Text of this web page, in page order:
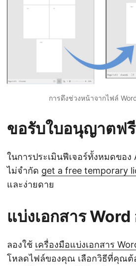
การดึงช่วงหน้าจากไฟล์
ขอรับใบอนุญาตฟรี
ในการประเมินฟีเจอร์ทั้งหมดของ
ไม่จำกัด get a free temporary
และง่ายดาย
แบ่งเอกสาร
ลองใช้ เครื่องมือแบ่งเอกสาร
โหลดไฟล์ของคุณ เลือกวิธีที่คุณต้